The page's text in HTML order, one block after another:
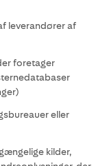
leverandører af
foretager
eller
kilder,